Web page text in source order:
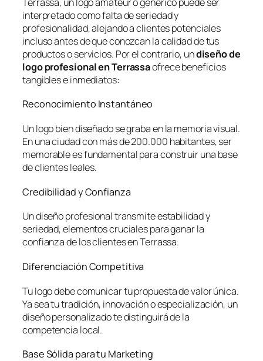
interpretado como falta de seriedad y
profesionalidad, alejando a clientes potenciales
incluso antes de que conozcan la calidad de tus
productos o servicios. Por el contrario, undiseño de
logo profesional en Terrassaofrece beneficios
tangibles e inmediatos:
Reconocimiento Instantáneo
Un logo bien diseñado se graba en la memoria visual.
En una ciudad con más de 200.000 habitantes, ser
memorable es fundamental para construir una base
de clientes leales.
Credibilidad y Confianza
Un diseño profesional transmite estabilidad y
seriedad, elementos cruciales para ganar la
confianza de los clientes en Terrassa.
Diferenciación Competitiva
Tu logo debe comunicar tu propuesta de valor única.
Ya sea tu tradición, innovación o especialización, un
diseño personalizado te distinguirá de la
competencia local.
Base Sólida para tu Marketing